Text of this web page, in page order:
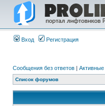
Вход Регистрация
Сообщения без ответов |
Список форумов